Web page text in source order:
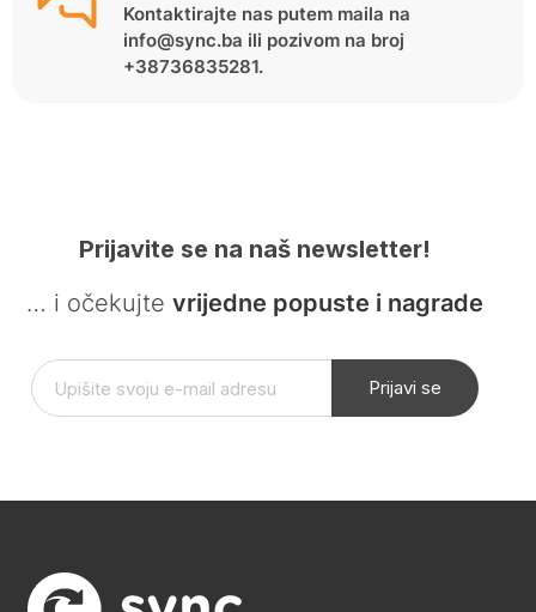
Kontaktirajte nas putem maila na
info@sync.ba ili pozivom na broj
+38736835281.
Prijavite se na naš newsletter!
… i očekujte vrijedne popuste i nagrade
Prijavi se